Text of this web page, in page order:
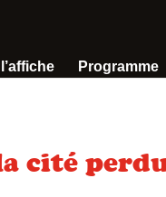
Programme
cité